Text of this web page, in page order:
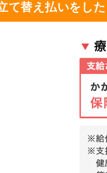
て替え払いをした